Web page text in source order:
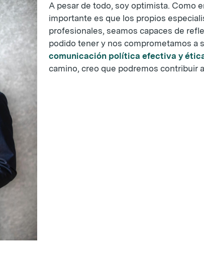
A pesar de todo, soy optimista. Como
importante es que los propios
profesionales, seamos capaces de
podido tener y nos comprometamos a
comunicación política efectiva y
camino, creo que podremos contribuir